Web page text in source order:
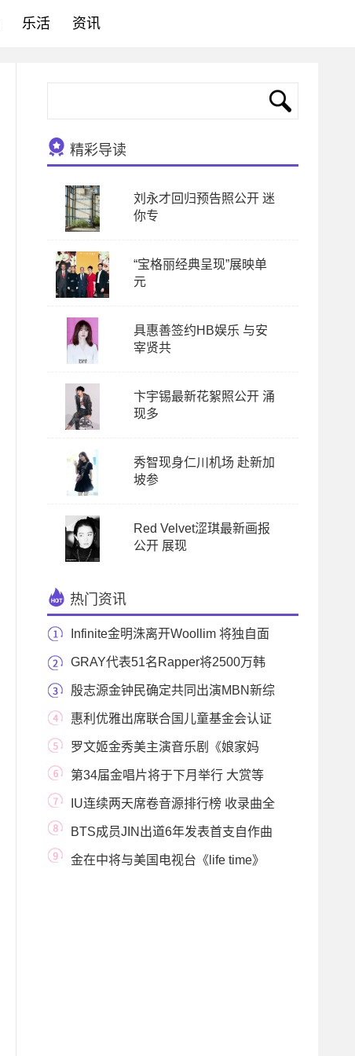
乐活 资讯
精彩导读
刘永才回归预告照公开 迷
你专
“宝格丽经典呈现”展映单
元
具惠善签约HB娱乐 与安
宰贤共
卞宇锡最新花絮照公开 涌
现多
秀智现身仁川机场 赴新加
坡参
Red Velvet涩琪最新画报
公开 展现
热门资讯
Infinite金明洙离开Woollim 将独自面
对新挑战
GRAY代表51名Rapper将2500万韩
元音源收益捐赠予烧伤
殷志源金钟民确定共同出演MBN新综
艺《自然地》
惠利优雅出席联合国儿童基金会认证
牌交接仪式
罗文姬金秀美主演音乐剧《娘家妈
妈》制作公司
第34届金唱片将于下月举行 大赏等
主要奖项将排
IU连续两天席卷音源排行榜 收录曲全
部入榜实现
BTS成员JIN出道6年发表首支自作曲
报答粉丝
金在中将与美国电视台《life time》